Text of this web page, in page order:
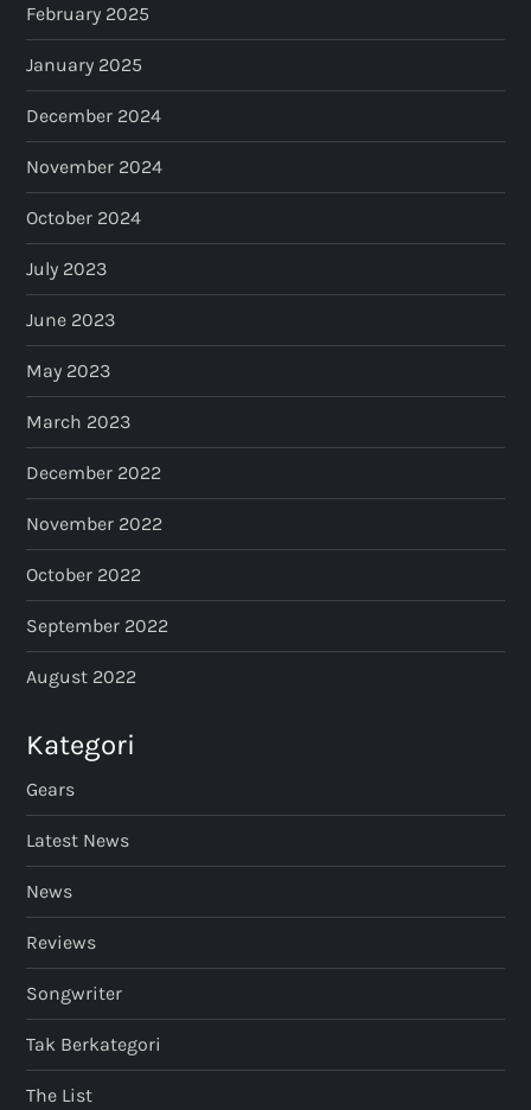
February 2025
January 2025
December 2024
November 2024
October 2024
July 2023
June 2023
May 2023
March 2023
December 2022
November 2022
October 2022
September 2022
August 2022
Kategori
Gears
Latest News
News
Reviews
Songwriter
Tak Berkategori
The List